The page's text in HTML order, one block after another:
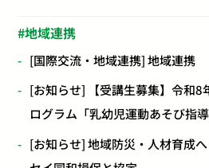
地域連携
[国際交流・地域連携] 地域連携
[お知らせ] 【受講生募集】令和8
ログラム「乳幼児運動あそび指
[お知らせ] 地域防災・人材育成